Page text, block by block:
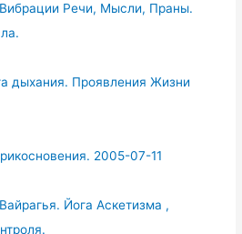
Речи, Мысли, Праны.
дыхания. Проявления Жизни
2005-07-11
Йога Аскетизма ,